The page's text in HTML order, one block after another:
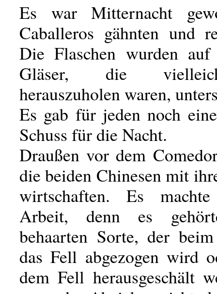
Es war Mitternacht
Caballeros gähnten und
Die Flaschen wurden
Gläser, die
herauszuholen waren,
Es gab für jeden noch
Schuss für die Nacht.
Draußen vor dem
die beiden Chinesen mit
wirtschaften. Es
Arbeit, denn es
behaarten Sorte, der
das Fell abgezogen wird
dem Fell herausgeschält